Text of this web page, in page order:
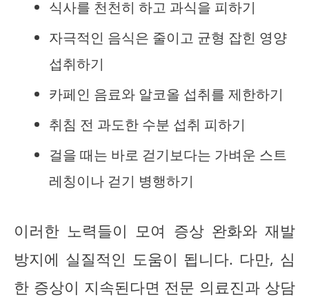
식사를 천천히 하고 과식을 피하기
자극적인 음식은 줄이고 균형 잡힌 영양
섭취하기
카페인 음료와 알코올 섭취를 제한하기
취침 전 과도한 수분 섭취 피하기
걸을 때는 바로 걷기보다는 가벼운 스트
레칭이나 걷기 병행하기
이러한 노력들이 모여 증상 완화와 재발
방지에 실질적인 도움이 됩니다. 다만, 심
한 증상이 지속된다면 전문 의료진과 상담